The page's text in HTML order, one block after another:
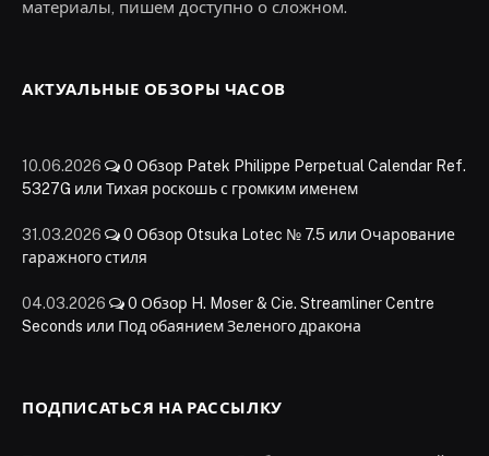
материалы, пишем доступно о сложном.
АКТУАЛЬНЫЕ ОБЗОРЫ ЧАСОВ
10.06.2026 0 Обзор Patek Philippe Perpetual Calendar Ref.
5327G или Тихая роскошь с громким именем
31.03.2026 0 Обзор Otsuka Lotec № 7.5 или Очарование
гаражного стиля
04.03.2026 0 Обзор H. Moser & Cie. Streamliner Centre
Seconds или Под обаянием Зеленого дракона
ПОДПИСАТЬСЯ НА РАССЫЛКУ